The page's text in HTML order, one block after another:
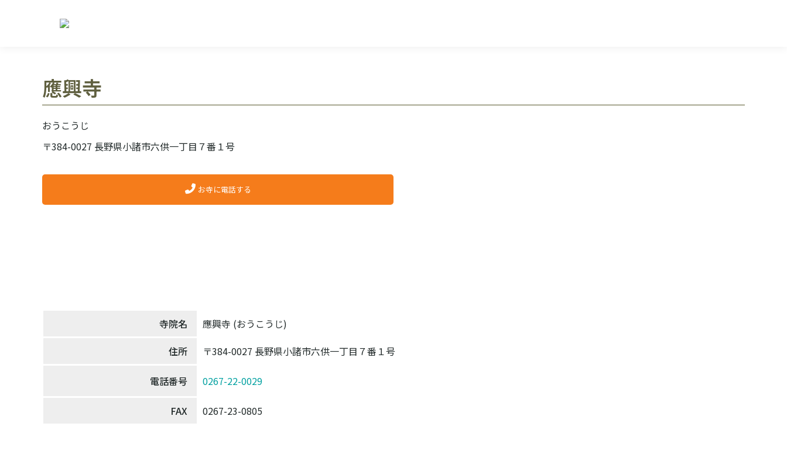
應興寺
おうこうじ
〒384-0027 長野県小諸市六供一丁目７番１号
お寺に電話する
寺院名
應興寺 (おうこうじ)
住所
〒384-0027 長野県小諸市六供一丁目７番１号
電話番号 0267-22-0029
FAX 0267-23-0805